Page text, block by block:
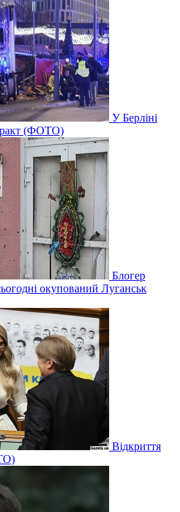
У Берліні
(ФОТО)
Блогер
окупований Луганськ
Відкриття